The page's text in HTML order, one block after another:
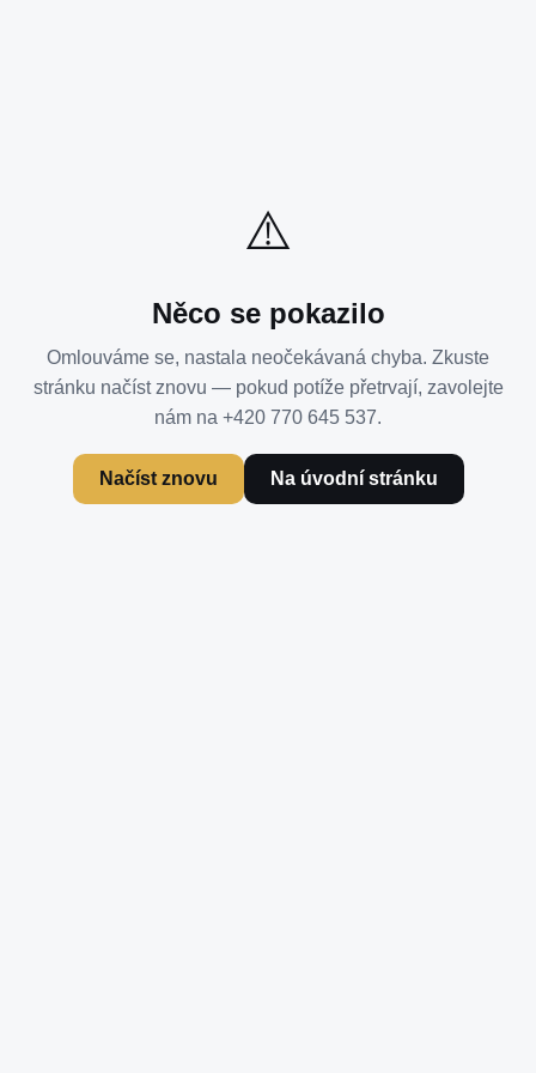
⚠️
Něco se pokazilo
Omlouváme se, nastala neočekávaná chyba. Zkuste
stránku načíst znovu — pokud potíže přetrvají, zavolejte
nám na +420 770 645 537.
Načíst znovu Na úvodní stránku